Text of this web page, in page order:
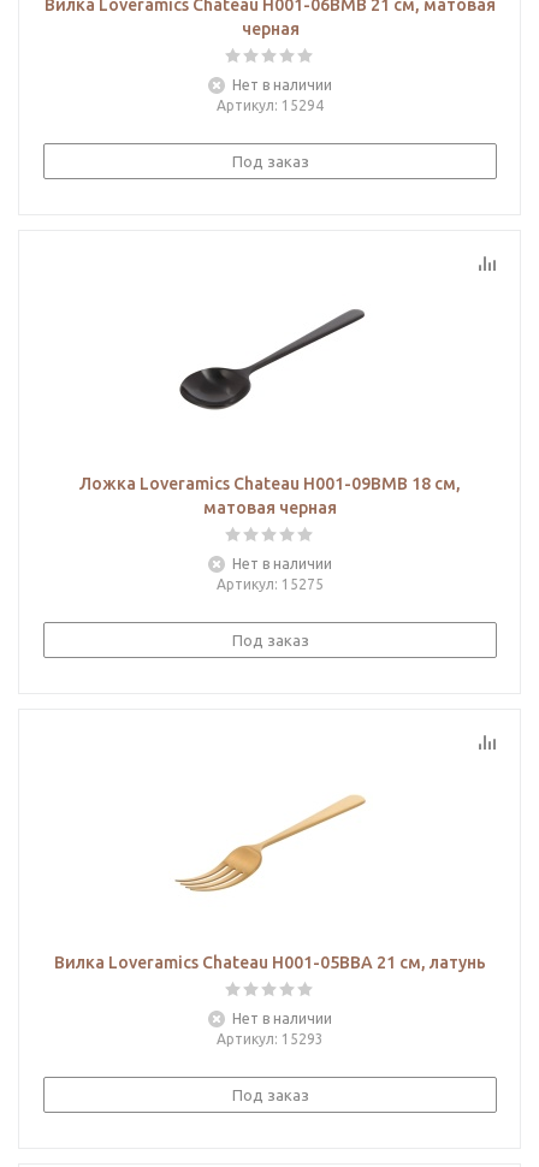
Вилка Loveramics Chateau H001-06BMB 21 см, матовая
черная
Нет в наличии
Артикул: 15294
Под заказ
Ложка Loveramics Chateau H001-09BMB 18 см,
матовая черная
Нет в наличии
Артикул: 15275
Под заказ
Вилка Loveramics Chateau H001-05BBA 21 см, латунь
Нет в наличии
Артикул: 15293
Под заказ